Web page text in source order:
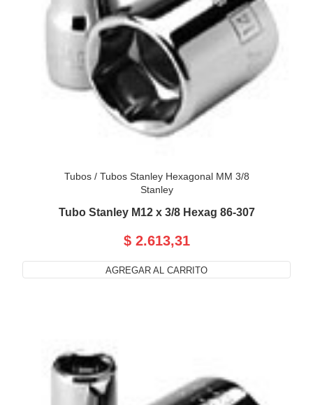
Tubos/ Tubos Stanley Hexagonal MM 3/8
Stanley
Tubo Stanley M12 x 3/8 Hexag 86-307
$ 2.613,31
AGREGAR AL CARRITO